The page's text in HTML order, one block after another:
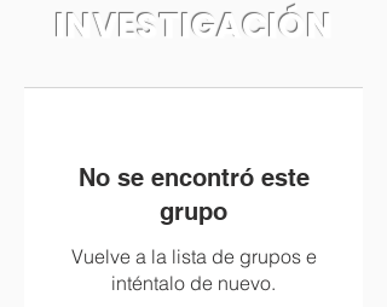
INVESTIGACIÓN
No se encontró este
grupo
Vuelve a la lista de grupos e
inténtalo de nuevo.